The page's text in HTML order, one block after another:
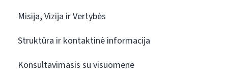
Misija, Vizija ir Vertybės
Struktūra ir kontaktinė informacija
Konsultavimasis su visuomene